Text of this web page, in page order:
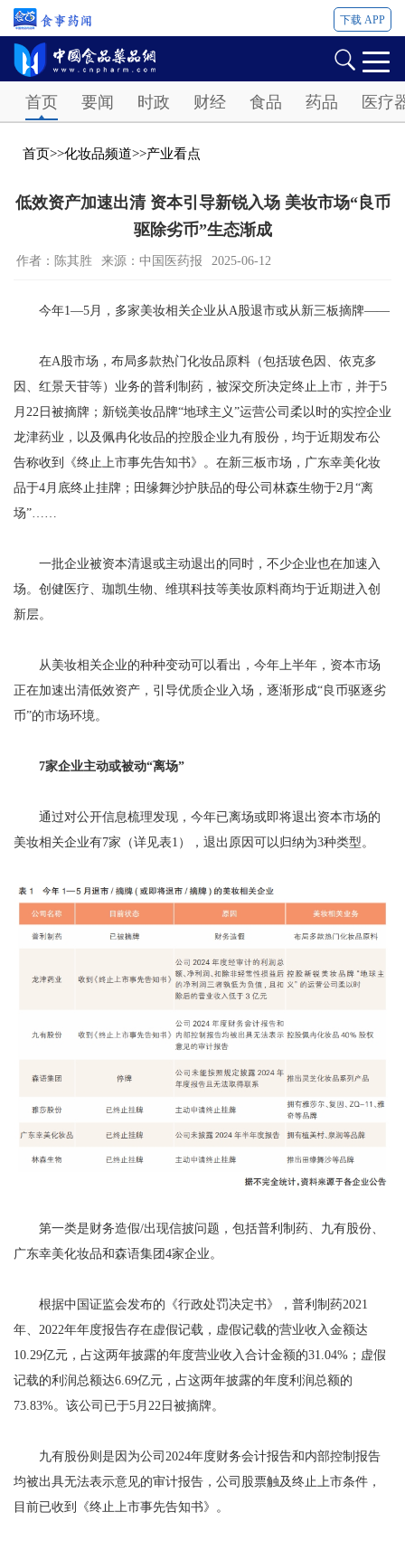
下载 APP
首页 要闻 时政 财经 食品 药品 医疗
首页>>化妆品频道>>产业看点
低效资产加速出清 资本引导新锐入场 美妆市场“良币
驱除劣币”生态渐成
作者：陈其胜 来源：中国医药报 2025-06-12
今年1—5月，多家美妆相关企业从A股退市或从新三板摘牌——
在A股市场，布局多款热门化妆品原料（包括玻色因、依克多
因、红景天苷等）业务的普利制药，被深交所决定终止上市，并于5
月22日被摘牌；新锐美妆品牌“地球主义”运营公司柔以时的实控企业
龙津药业，以及佩冉化妆品的控股企业九有股份，均于近期发布公
告称收到《终止上市事先告知书》。在新三板市场，广东幸美化妆
品于4月底终止挂牌；田缘舞沙护肤品的母公司林森生物于2月“离
场”……
一批企业被资本清退或主动退出的同时，不少企业也在加速入
场。创健医疗、珈凯生物、维琪科技等美妆原料商均于近期进入创
新层。
从美妆相关企业的种种变动可以看出，今年上半年，资本市场
正在加速出清低效资产，引导优质企业入场，逐渐形成“良币驱逐劣
币”的市场环境。
7家企业主动或被动“离场”
通过对公开信息梳理发现，今年已离场或即将退出资本市场的
美妆相关企业有7家（详见表1），退出原因可以归纳为3种类型。
第一类是财务造假/出现信披问题，包括普利制药、九有股份、
广东幸美化妆品和森语集团4家企业。
根据中国证监会发布的《行政处罚决定书》，普利制药2021
年、2022年年度报告存在虚假记载，虚假记载的营业收入金额达
10.29亿元，占这两年披露的年度营业收入合计金额的31.04%；虚假
记载的利润总额达6.69亿元，占这两年披露的年度利润总额的
73.83%。该公司已于5月22日被摘牌。
九有股份则是因为公司2024年度财务会计报告和内部控制报告
均被出具无法表示意见的审计报告，公司股票触及终止上市条件，
目前已收到《终止上市事先告知书》。